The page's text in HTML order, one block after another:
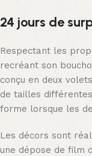
24 jours de
Respectant les
recréant son
conçu en deux
de tailles
forme lorsque les
Les décors sont
une dépose de film